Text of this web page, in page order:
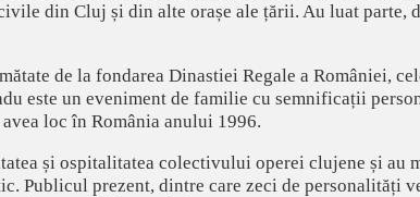
din Cluj și din alte orașe ale țării. Au luat parte,
de la fondarea Dinastiei Regale a României,
este un eveniment de familie cu semnificații
loc în România anului 1996.
și ospitalitatea colectivului operei clujene și au
Publicul prezent, dintre care zeci de personalități